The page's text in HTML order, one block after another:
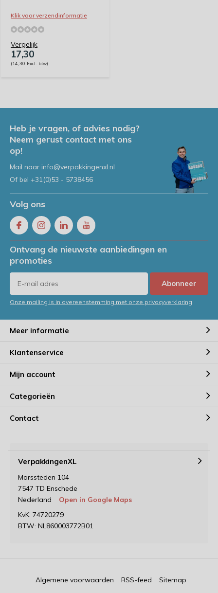
Klik voor verzendinformatie
Vergelijk
17,30
(14,30 Excl. btw)
Heb je vragen, of advies nodig?
Neem gerust contact met ons
op!
Mail naar info@verpakkingenxl.nl
Of bel +31(0)53 - 5738456
Volg ons
Ontvang de nieuwste aanbiedingen en
promoties
Abonneer
Onze mailing is in overeenstemming met onze privacyverklaring
Meer informatie
Klantenservice
Mijn account
Categorieën
Contact
VerpakkingenXL
Marssteden 104
7547 TD Enschede
Nederland
Open in Google Maps
KvK: 74720279
BTW: NL860003772B01
Algemene voorwaarden RSS-feed Sitemap